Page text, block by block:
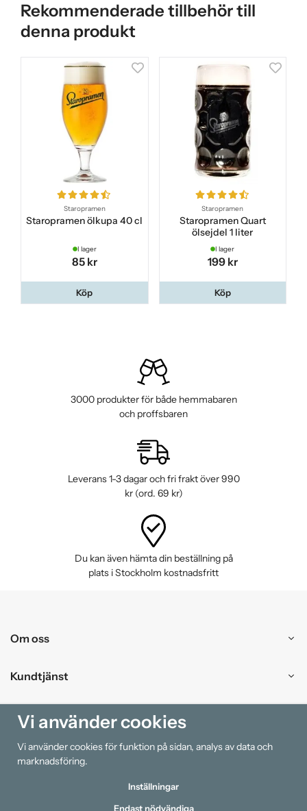
Rekommenderade tillbehör till
denna produkt
Staropramen
Staropramen ölkupa 40 cl
I lager
85 kr
Köp
Staropramen
Staropramen Quart
ölsejdel 1 liter
I lager
199 kr
Köp
3000 produkter för både hemmabaren
och proffsbaren
Leverans 1-3 dagar och fri frakt över 990
kr (ord. 69 kr)
Du kan även hämta din beställning på
plats i Stockholm kostnadsfritt
Om oss
Kundtjänst
Handla
Information
Vi använder cookies
Vi använder cookies för funktion på sidan, analys av data och
marknadsföring.
Inställningar
Endast nödvändiga